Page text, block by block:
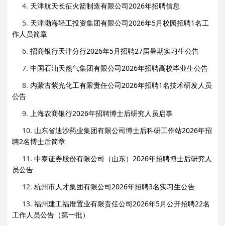
4. 天津航天长征火箭制造有限公司2026年招聘信息
5. 天津渤海轻工投资集团有限公司2026年5月校园招聘1名工
作人员简章
6.招商银行天津分行2026年5月招聘27届暑期实习生公告
7.中国石油天然气集团有限公司2026年招聘高校毕业生公告
8. 内蒙古紫光化工有限责任公司2026年招聘1名技术研发人员
公告
9. 上海农商银行2026年招聘博士后研究人员启事
10. 山东省迪沙药业集团有限公司博士后科研工作站2026年招
聘2名博士后简章
11.中泰证券股份有限公司（山东）2026年招聘博士后研究人
员公告
12.杭州市人才集团有限公司2026年招聘3名实习生公告
13.福州建工福厝置业有限责任公司2026年5月公开招聘22名
工作人员公告（第一批）